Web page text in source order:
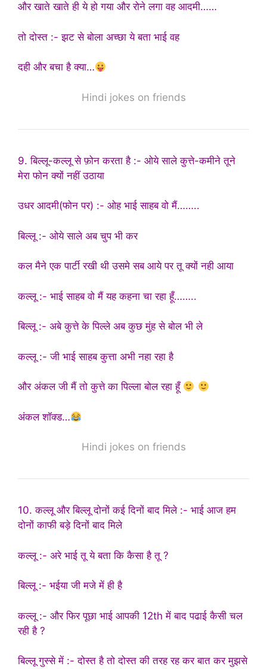
और खाते खाते ही ये हो गया और रोने लगा वह आदमी……
तो दोस्त :- झट से बोला अच्छा ये बता भाई वह
दही और बचा है क्या…
Hindi jokes on friends
9. बिल्लू-कल्लू से फ़ोन करता है :- ओये साले कुत्ते-कमीने तूने
मेरा फोन क्यों नहीं उठाया
उधर आदमी(फोन पर) :- ओह भाई साहब वो मैं……..
बिल्लू :- ओये साले अब चुप भी कर
कल मैने एक पार्टी रखी थी उसमे सब आये पर तू क्यों नही आया
कल्लू :- भाई साहब वो मैं यह कहना चा रहा हूँ……..
बिल्लू :- अबे कुत्ते के पिल्ले अब कुछ मुंह से बोल भी ले
कल्लू :- जी भाई साहब कुत्ता अभी नहा रहा है
और अंकल जी मैं तो कुत्ते का पिल्ला बोल रहा हूँ
अंकल शॉक्ड…
Hindi jokes on friends
10. कल्लू और बिल्लू दोनों कई दिनों बाद मिले :- भाई आज हम
दोनों काफी बड़े दिनों बाद मिले
कल्लू :- अरे भाई तू ये बता कि कैसा है तू ?
बिल्लू :- भईया जी मजे में ही है
कल्लू :- और फिर पूछा भाई आपकी 12th में बाद पढाई कैसी चल
रही है ?
बिल्लू गुस्से में :- दोस्त है तो दोस्त की तरह रह कर बात कर मुझसे